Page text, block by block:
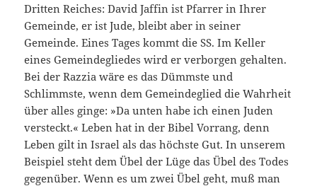
Dritten Reiches: David Jaffin ist Pfarrer in Ihrer
Gemeinde, er ist Jude, bleibt aber in seiner
Gemeinde. Eines Tages kommt die SS. Im Keller
eines Gemeindegliedes wird er verborgen gehalten.
Bei der Razzia wäre es das Dümmste und
Schlimmste, wenn dem Gemeindeglied die Wahrheit
über alles ginge: »Da unten habe ich einen Juden
versteckt.« Leben hat in der Bibel Vorrang, denn
Leben gilt in Israel als das höchste Gut. In unserem
Beispiel steht dem Übel der Lüge das Übel des Todes
gegenüber. Wenn es um zwei Übel geht, muß man